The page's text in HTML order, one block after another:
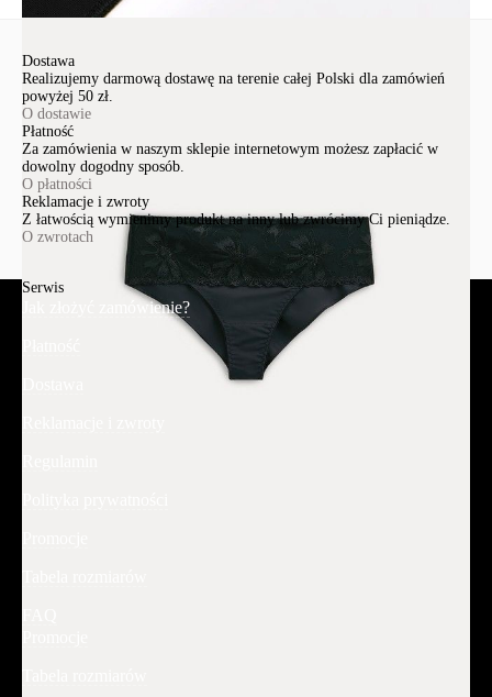
Wyślij
Dostawa
Realizujemy darmową dostawę na terenie całej Polski dla zamówień
powyżej 50 zł.
O dostawie
Płatność
Za zamówienia w naszym sklepie internetowym możesz zapłacić w
dowolny dogodny sposób.
O płatności
Reklamacje i zwroty
Z łatwością wymienimy produkt na inny lub zwrócimy Ci pieniądze.
O zwrotach
Serwis
Jak złożyć zamówienie?